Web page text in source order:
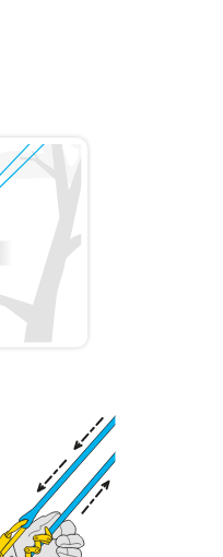
zusammen mit
mit Ihrer Aktivität
Möglicherweise gibt es
hier nicht